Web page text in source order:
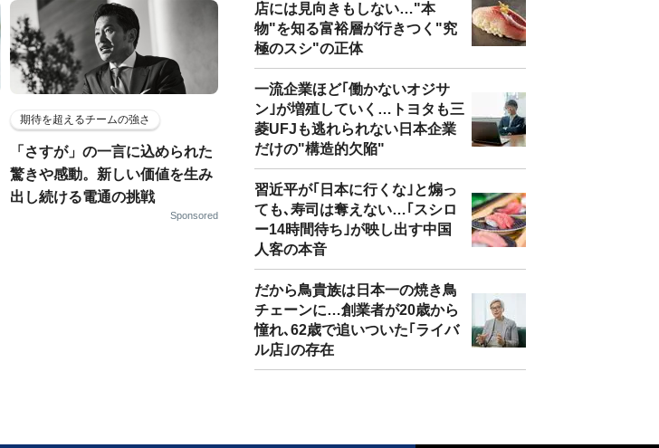
期待を超えるチームの強さ
「さすが」の一言に込められた
驚きや感動。新しい価値を生み
出し続ける電通の挑戦
Sponsored
店には見向きもしない…"本
物"を知る富裕層が行きつく"究
極のスシ"の正体
一流企業ほど｢働かないオジサ
ン｣が増殖していく…トヨタも三
菱UFJも逃れられない日本企業
だけの"構造的欠陥"
習近平が｢日本に行くな｣と煽っ
ても､寿司は奪えない…｢スシロ
ー14時間待ち｣が映し出す中国
人客の本音
だから鳥貴族は日本一の焼き鳥
チェーンに…創業者が20歳から
憧れ､62歳で追いついた｢ライバ
ル店｣の存在